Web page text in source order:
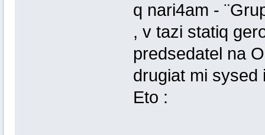
q nari4am -
, v tazi statiq
predsedatel na
drugiat mi
Eto :